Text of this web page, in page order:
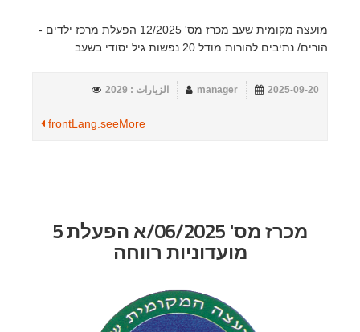
מועצה מקומית שעב מכרז מס' 12/2025 הפעלת מרכז ילדים -
הורים/ נתיבים להורות מודל 20 נפשות גיל יסודי בשעב
2025-09-20
manager الزيارات : 2029
frontLang.seeMore
מכרז מס' 06/2025/א הפעלת 5
מועדוניות רווחה